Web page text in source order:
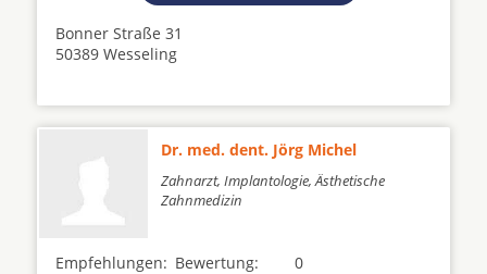
Bonner Straße 31
50389 Wesseling
Dr. med. dent. Jörg Michel
Zahnarzt, Implantologie, Ästhetische
Zahnmedizin
Empfehlungen: 0
Bewertung: